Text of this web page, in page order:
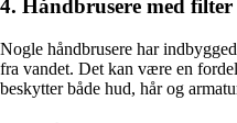
4. Håndbrusere med filter
Nogle håndbrusere har
fra vandet. Det kan være en
beskytter både hud, hår og